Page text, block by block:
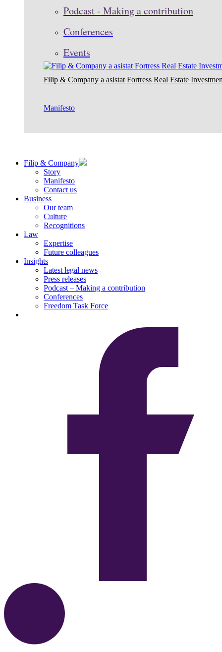
Podcast - Making a contribution
Conferences
Events
Filip & Company a asistat Fortress Real Estate
Manifesto
Filip & Company
Story
Manifesto
Contact us
Business
Our team
Culture
Recognitions
Law
Expertise
Future colleagues
Insights
Latest legal news
Press releases
Podcast – Making a contribution
Conferences
Freedom Task Force